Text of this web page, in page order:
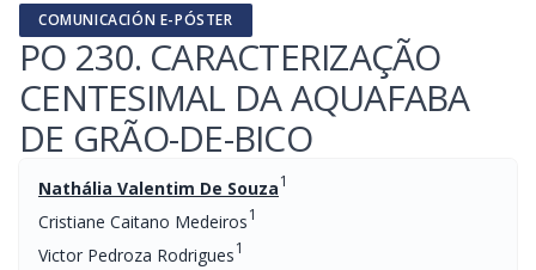
COMUNICACIÓN E-PÓSTER
PO 230. CARACTERIZAÇÃO
CENTESIMAL DA AQUAFABA
DE GRÃO-DE-BICO
Nathália Valentim De Souza1
Cristiane Caitano Medeiros1
Victor Pedroza Rodrigues1